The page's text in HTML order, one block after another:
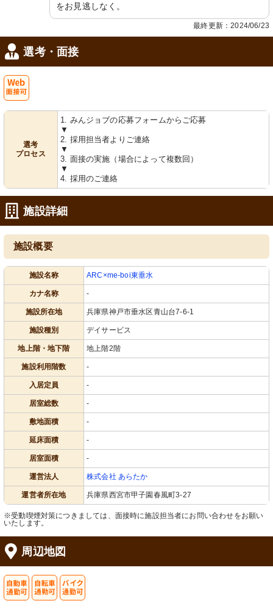
をお見逃しなく。
最終更新：2024/06/23
選考・面接
選考
プロセス
1. みんジョブの応募フォームからご応募
▼
2. 採用担当者よりご連絡
▼
3. 面接の実施（場合によって複数回）
▼
4. 採用のご連絡
施設詳細
施設概要
施設名称 ARC×me-boi東垂水
カナ名称 -
施設所在地 兵庫県神戸市垂水区青山台7-6-1
施設種別 デイサービス
地上階・地下階 地上階2階
施設利用階数 -
入居定員 -
居室総数 -
敷地面積 -
延床面積 -
居室面積 -
運営法人 株式会社 あらたか
運営者所在地 兵庫県西宮市甲子園春風町3-27
※受動喫煙対策につきましては、面接時に施設担当者にお問い合わせをお願い
いたします。
周辺地図